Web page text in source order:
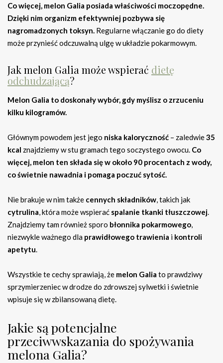
Co więcej, melon Galia posiada właściwości moczopędne.
Dzięki nim organizm efektywniej pozbywa się
nagromadzonych toksyn. Regularne włączanie go do diety
może przynieść odczuwalną ulgę w układzie pokarmowym.
Jak melon Galia może wspierać dietę
odchudzającą?
Melon Galia to doskonały wybór, gdy myślisz o zrzuceniu
kilku kilogramów.
Głównym powodem jest jego niska kaloryczność – zaledwie35
kcal znajdziemy w stu gramach tego soczystego owocu. Co
więcej, melon ten składa się w około 90 procentach z wody,
co świetnie nawadnia i pomaga poczuć sytość.
Nie brakuje w nim także cennych składników, takich jak
cytrulina, która może wspierać spalanie tkanki tłuszczowej.
Znajdziemy tam również sporo błonnika pokarmowego,
niezwykle ważnego dla prawidłowego trawienia i kontroli
apetytu.
Wszystkie te cechy sprawiają, że melon Galia to prawdziwy
sprzymierzeniec w drodze do zdrowszej sylwetki i świetnie
wpisuje się w zbilansowaną dietę.
Jakie są potencjalne
przeciwwskazania do spożywania
melona Galia?